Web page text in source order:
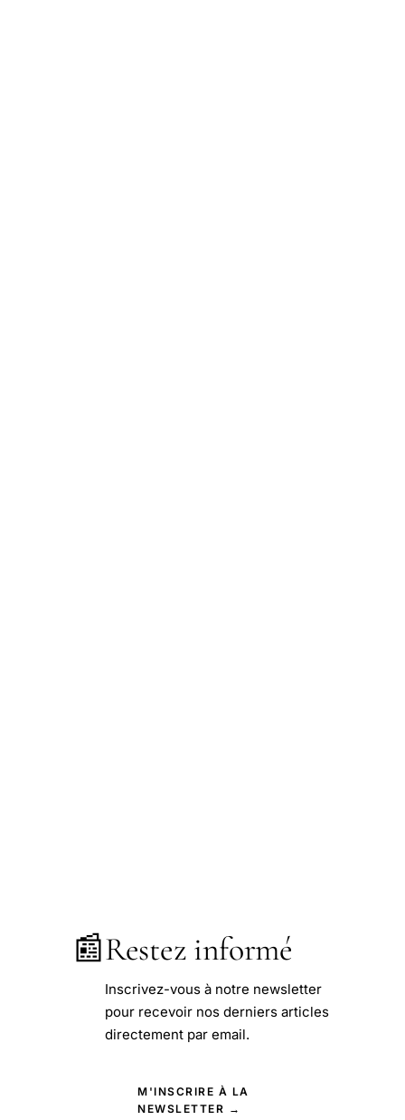
📰Restez informé
Inscrivez-vous à notre newsletter
pour recevoir nos derniers articles
directement par email.
M'INSCRIRE À LA
NEWSLETTER →